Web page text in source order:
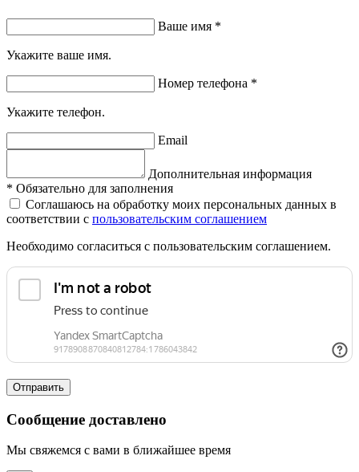
Ваше имя *
Укажите ваше имя.
Номер телефона *
Укажите телефон.
Email
Дополнительная информация
* Обязательно для заполнения
Соглашаюсь на обработку моих персональных данных в
соответствии с пользовательским соглашением
Необходимо согласиться с пользовательским соглашением.
Отправить
Сообщение доставлено
Мы свяжемся с вами в ближайшее время